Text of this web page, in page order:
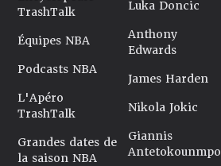
TrashTalk
Équipes NBA
Podcasts NBA
L'Apéro
TrashTalk
Grandes dates de
la saison NBA
Luka Doncic
Anthony
Edwards
James Harden
Nikola Jokic
Giannis
Antetokounmpo